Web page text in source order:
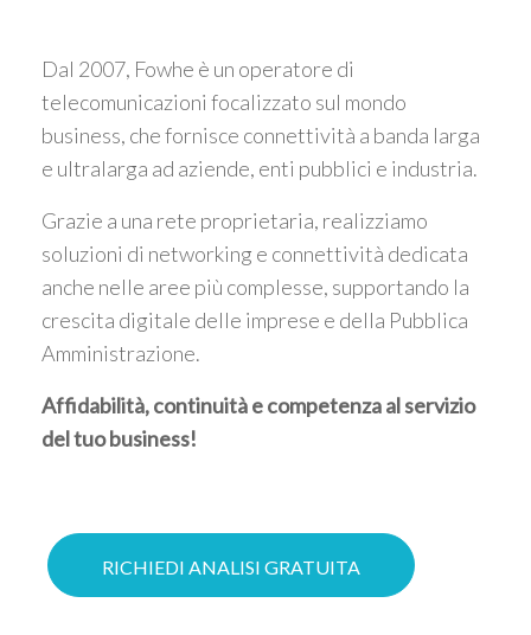
Dal 2007, Fowhe è un operatore di
telecomunicazioni focalizzato sul mondo
business, che fornisce connettività a banda larga
e ultralarga ad aziende, enti pubblici e industria.
Grazie a una rete proprietaria, realizziamo
soluzioni di networking e connettività dedicata
anche nelle aree più complesse, supportando la
crescita digitale delle imprese e della Pubblica
Amministrazione.
Affidabilità, continuità e competenza al servizio
del tuo business!
RICHIEDI ANALISI GRATUITA